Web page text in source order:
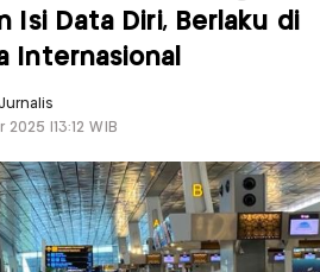
Isi Data Diri, Berlaku di
Internasional
|13:12 WIB